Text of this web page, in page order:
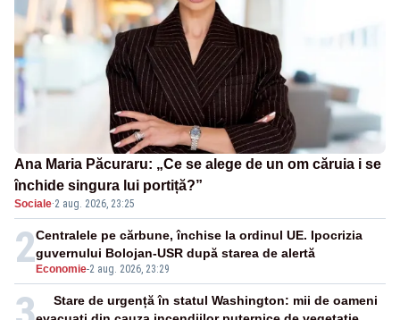
Ana Maria Păcuraru: „Ce se alege de un om căruia i se
închide singura lui portiță?”
Sociale·2 aug. 2026, 23:25
2 Economie-2 aug. 2026, 23:29
Centralele pe cărbune, închise la ordinul UE. Ipocrizia
guvernului Bolojan-USR după starea de alertă
Stare de urgență în statul Washington: mii de oameni